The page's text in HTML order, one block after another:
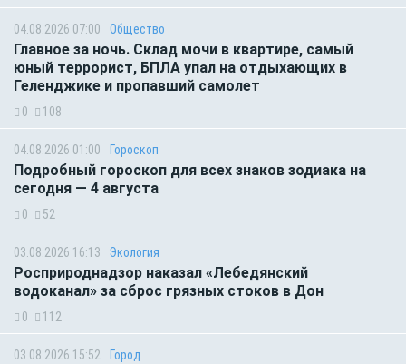
04.08.2026 07:00 Общество
Главное за ночь. Склад мочи в квартире, самый
юный террорист, БПЛА упал на отдыхающих в
Геленджике и пропавший самолет
0 108
04.08.2026 01:00 Гороскоп
Подробный гороскоп для всех знаков зодиака на
сегодня — 4 августа
0 52
03.08.2026 16:13 Экология
Росприроднадзор наказал «Лебедянский
водоканал» за сброс грязных стоков в Дон
0 112
03.08.2026 15:52 Город